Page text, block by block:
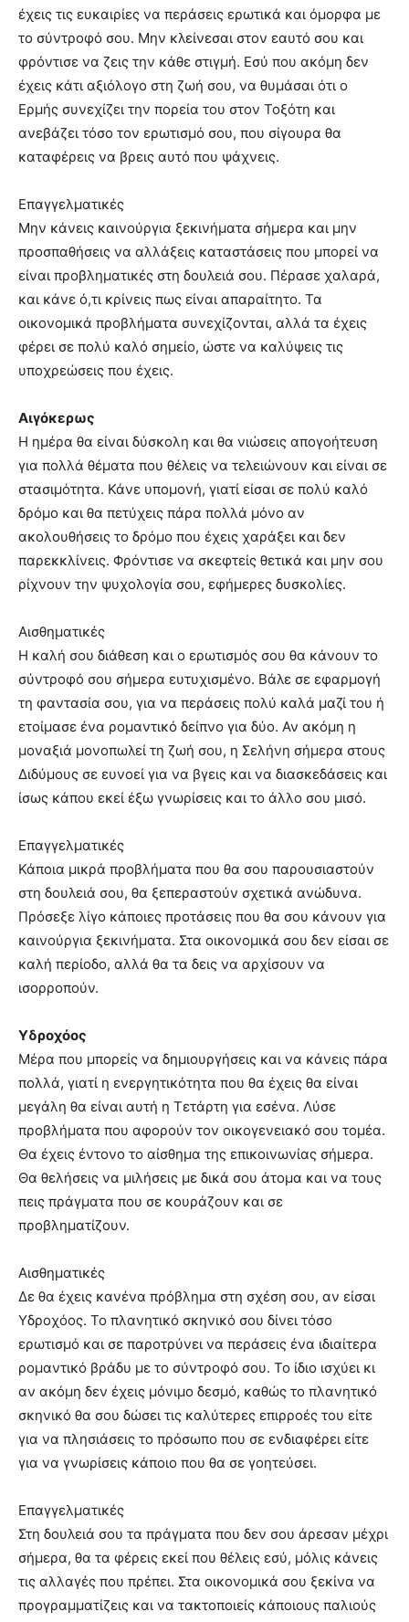
έχεις τις ευκαιρίες να περάσεις ερωτικά και όμορφα με
το σύντροφό σου. Μην κλείνεσαι στον εαυτό σου και
φρόντισε να ζεις την κάθε στιγμή. Εσύ που ακόμη δεν
έχεις κάτι αξιόλογο στη ζωή σου, να θυμάσαι ότι ο
Ερμής συνεχίζει την πορεία του στον Τοξότη και
ανεβάζει τόσο τον ερωτισμό σου, που σίγουρα θα
καταφέρεις να βρεις αυτό που ψάχνεις.
Επαγγελματικές
Μην κάνεις καινούργια ξεκινήματα σήμερα και μην
προσπαθήσεις να αλλάξεις καταστάσεις που μπορεί να
είναι προβληματικές στη δουλειά σου. Πέρασε χαλαρά,
και κάνε ό,τι κρίνεις πως είναι απαραίτητο. Τα
οικονομικά προβλήματα συνεχίζονται, αλλά τα έχεις
φέρει σε πολύ καλό σημείο, ώστε να καλύψεις τις
υποχρεώσεις που έχεις.
Αιγόκερως
Η ημέρα θα είναι δύσκολη και θα νιώσεις απογοήτευση
για πολλά θέματα που θέλεις να τελειώνουν και είναι σε
στασιμότητα. Κάνε υπομονή, γιατί είσαι σε πολύ καλό
δρόμο και θα πετύχεις πάρα πολλά μόνο αν
ακολουθήσεις το δρόμο που έχεις χαράξει και δεν
παρεκκλίνεις. Φρόντισε να σκεφτείς θετικά και μην σου
ρίχνουν την ψυχολογία σου, εφήμερες δυσκολίες.
Αισθηματικές
Η καλή σου διάθεση και ο ερωτισμός σου θα κάνουν το
σύντροφό σου σήμερα ευτυχισμένο. Βάλε σε εφαρμογή
τη φαντασία σου, για να περάσεις πολύ καλά μαζί του ή
ετοίμασε ένα ρομαντικό δείπνο για δύο. Αν ακόμη η
μοναξιά μονοπωλεί τη ζωή σου, η Σελήνη σήμερα στους
Διδύμους σε ευνοεί για να βγεις και να διασκεδάσεις και
ίσως κάπου εκεί έξω γνωρίσεις και το άλλο σου μισό.
Επαγγελματικές
Κάποια μικρά προβλήματα που θα σου παρουσιαστούν
στη δουλειά σου, θα ξεπεραστούν σχετικά ανώδυνα.
Πρόσεξε λίγο κάποιες προτάσεις που θα σου κάνουν για
καινούργια ξεκινήματα. Στα οικονομικά σου δεν είσαι σε
καλή περίοδο, αλλά θα τα δεις να αρχίσουν να
ισορροπούν.
Υδροχόος
Μέρα που μπορείς να δημιουργήσεις και να κάνεις πάρα
πολλά, γιατί η ενεργητικότητα που θα έχεις θα είναι
μεγάλη θα είναι αυτή η Τετάρτη για εσένα. Λύσε
προβλήματα που αφορούν τον οικογενειακό σου τομέα.
Θα έχεις έντονο το αίσθημα της επικοινωνίας σήμερα.
Θα θελήσεις να μιλήσεις με δικά σου άτομα και να τους
πεις πράγματα που σε κουράζουν και σε
προβληματίζουν.
Αισθηματικές
Δε θα έχεις κανένα πρόβλημα στη σχέση σου, αν είσαι
Υδροχόος. Το πλανητικό σκηνικό σου δίνει τόσο
ερωτισμό και σε παροτρύνει να περάσεις ένα ιδιαίτερα
ρομαντικό βράδυ με το σύντροφό σου. Το ίδιο ισχύει κι
αν ακόμη δεν έχεις μόνιμο δεσμό, καθώς το πλανητικό
σκηνικό θα σου δώσει τις καλύτερες επιρροές του είτε
για να πλησιάσεις το πρόσωπο που σε ενδιαφέρει είτε
για να γνωρίσεις κάποιο που θα σε γοητεύσει.
Επαγγελματικές
Στη δουλειά σου τα πράγματα που δεν σου άρεσαν μέχρι
σήμερα, θα τα φέρεις εκεί που θέλεις εσύ, μόλις κάνεις
τις αλλαγές που πρέπει. Στα οικονομικά σου ξεκίνα να
προγραμματίζεις και να τακτοποιείς κάποιους παλιούς